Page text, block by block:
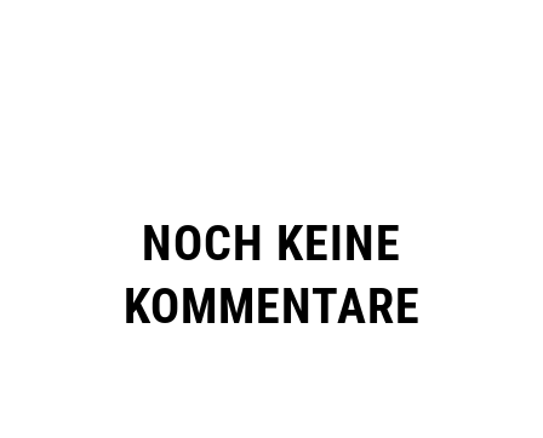
NOCH KEINE
KOMMENTARE